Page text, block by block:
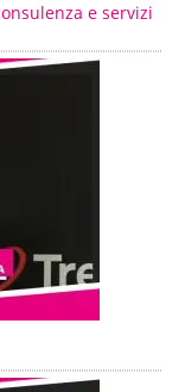
e servizi